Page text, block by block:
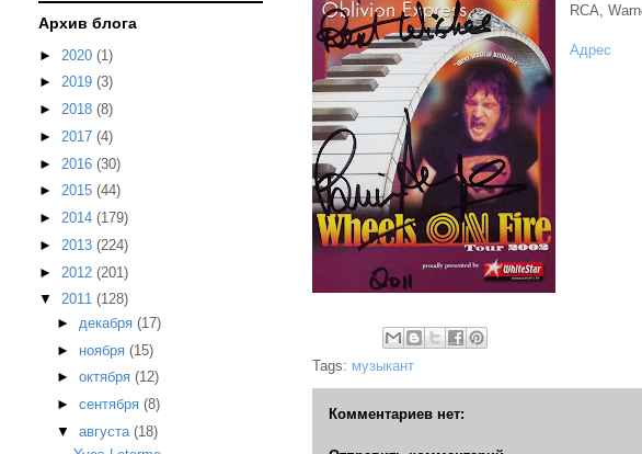
RCA,
Адрес
Tags: музыкант
Комментариев нет:
Архив блога
► 2020 (1)
► 2019 (3)
► 2018 (8)
► 2017 (4)
► 2016 (30)
► 2015 (44)
► 2014 (179)
► 2013 (224)
► 2012 (201)
▼ 2011 (128)
► декабря (17)
► ноября (15)
► октября (12)
► сентября (8)
▼ августа (18)